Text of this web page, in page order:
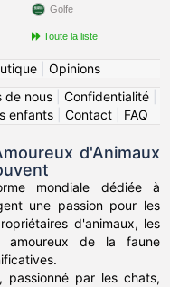
Golfe
Toute la liste
| Opinions
de nous Confidentialité
enfants| Contact| FAQ
d'Animaux
mondiale dédiée à
une passion pour les
d'animaux, les
amoureux de la faune
passionné par les chats,